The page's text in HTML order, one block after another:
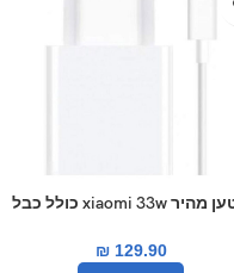
מטען מהיר xiaomi 33w כולל כבל
₪129.90